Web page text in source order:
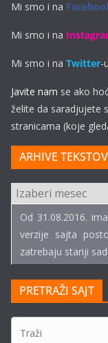
Mi smo i na
Mi smo i na
Mi smo i na Twitter-
Javite nam se ako
želite da saradjujete
stranicama (koje
ARHIVE
ARHIVE
TEKSTOVA
Od 31.08.2016.
verzije sajta
zatrebaju stariji
PRETRAŽI SAJT